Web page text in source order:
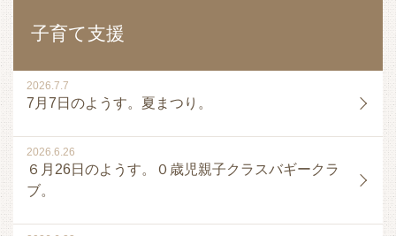
子育て支援
7月7日のようす。夏まつり。
2026.7.7
６月26日のようす。０歳児親子クラスバギークラ
ブ。
2026.6.26